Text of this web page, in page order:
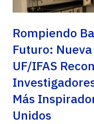
Rompiendo
Futuro:
UF/IFAS
Más
Unidos